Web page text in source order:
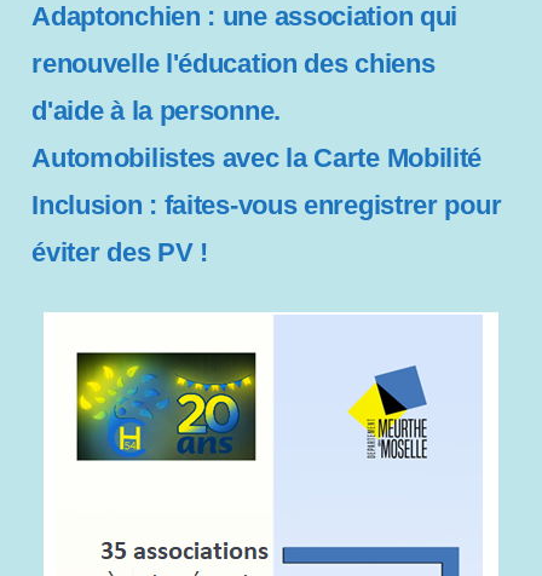
Adaptonchien : une association qui
renouvelle l'éducation des chiens
d'aide à la personne.
Automobilistes avec la Carte Mobilité
Inclusion : faites-vous enregistrer pour
éviter des PV !